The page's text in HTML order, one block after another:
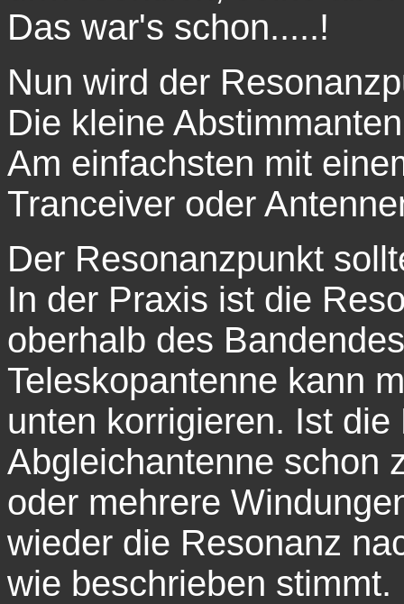
Das war's schon.....!
Nun wird der
Die kleine
Am einfachsten mit
Tranceiver oder
Der Resonanzpunkt
In der Praxis ist die
oberhalb des
Teleskopantenne kann
unten korrigieren. Ist
Abgleichantenne schon
oder mehrere
wieder die Resonanz
wie beschrieben stimmt.